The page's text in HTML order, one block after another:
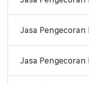
Jasa
Jasa Pengecoran